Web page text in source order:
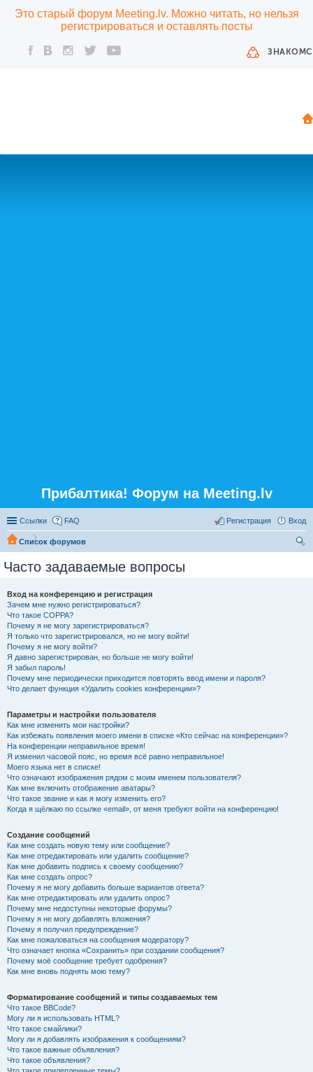
Это старый форум Meeting.lv. Можно читать, но нельзя
регистрироваться и оставлять посты
Прибалтика! Форум на Meeting.lv
Ссылки FAQ Вход
Регистрация
Список форумов
Часто задаваемые вопросы
Вход на конференцию и регистрация
Зачем мне нужно регистрироваться?
Что такое COPPA?
Почему я не могу зарегистрироваться?
Я только что зарегистрировался, но не могу войти!
Почему я не могу войти?
Я давно зарегистрирован, но больше не могу войти!
Я забыл пароль!
Почему мне периодически приходится повторять ввод имени и пароля?
Что делает функция «Удалить cookies конференции»?
Параметры и настройки пользователя
Как мне изменить мои настройки?
Как избежать появления моего имени в списке «Кто сейчас на конференции»?
На конференции неправильное время!
Я изменил часовой пояс, но время всё равно неправильное!
Моего языка нет в списке!
Что означают изображения рядом с моим именем пользователя?
Как мне включить отображение аватары?
Что такое звание и как я могу изменить его?
Когда я щёлкаю по ссылке «email», от меня требуют войти на конференцию!
Создание сообщений
Как мне создать новую тему или сообщение?
Как мне отредактировать или удалить сообщение?
Как мне добавить подпись к своему сообщению?
Как мне создать опрос?
Почему я не могу добавить больше вариантов ответа?
Как мне отредактировать или удалить опрос?
Почему мне недоступны некоторые форумы?
Почему я не могу добавлять вложения?
Почему я получил предупреждение?
Как мне пожаловаться на сообщения модератору?
Что означает кнопка «Сохранить» при создании сообщения?
Почему моё сообщение требует одобрения?
Как мне вновь поднять мою тему?
Форматирование сообщений и типы создаваемых тем
Что такое BBCode?
Могу ли я использовать HTML?
Что такое смайлики?
Могу ли я добавлять изображения к сообщениям?
Что такое важные объявления?
Что такое объявления?